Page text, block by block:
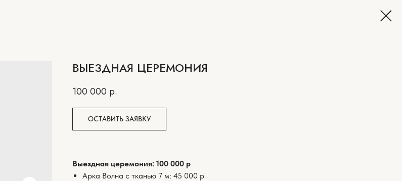
ВЫЕЗДНАЯ ЦЕРЕМОНИЯ
100 000 р.
ОСТАВИТЬ ЗАЯВКУ
Выездная церемония: 100 000 р
Арка Волна с тканью 7 м: 45 000 р